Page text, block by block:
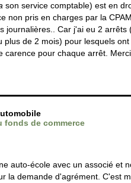
son service comptable) est en
non pris en charges par la
journalières.. Car j'ai eu 2 arrêts
plus de 2 mois) pour lesquels ont
carence pour chaque arrêt.
fonds de commerce
auto-école avec un associé et
la demande d'agrément. C'est